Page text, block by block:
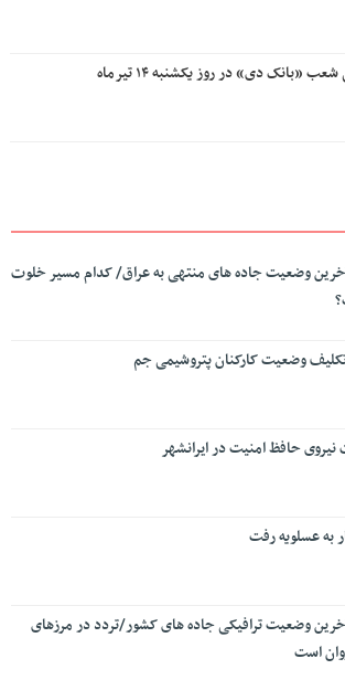
«بانک دی» در روز یکشنبه ۱۴ تیرماه
وضعیت جاده های منتهی به عراق/ کدام مسیر خلوت
وضعیت کارکنان پتروشیمی جم
حافظ امنیت در ایرانشهر
به عسلویه رفت
وضعیت ترافیکی جاده های کشور/تردد در مرزهای
است